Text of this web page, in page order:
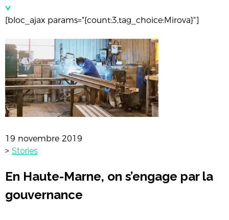
[bloc_ajax params="{count:3,tag_choice:Mirova}"]
19 novembre 2019
> Stories
En Haute-Marne, on s’engage par la
gouvernance